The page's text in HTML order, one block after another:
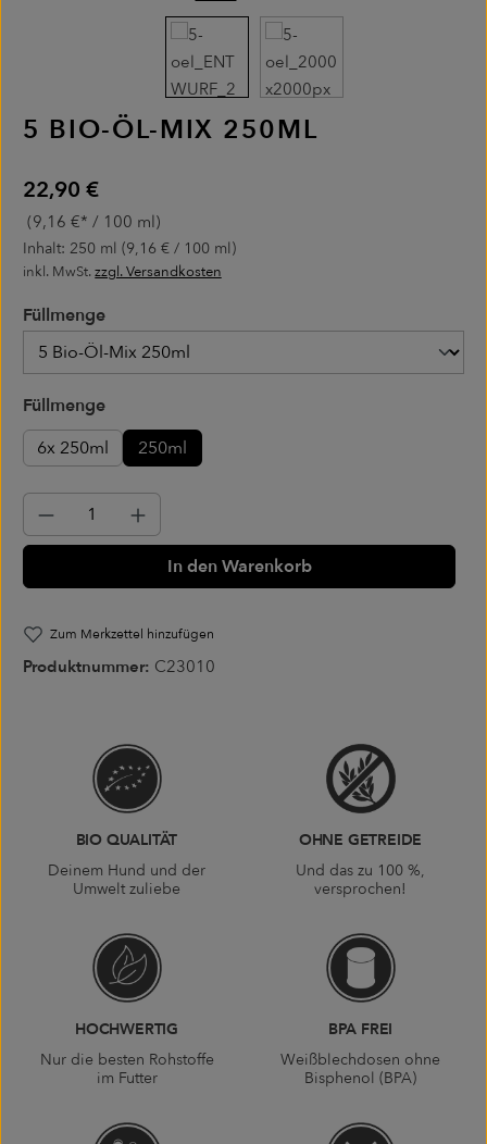
5 BIO-ÖL-MIX 250ML
Regulärer Preis:
22,90 €
(9,16 €* / 100 ml)
Inhalt: 250 ml (9,16 € / 100 ml)
inkl. MwSt. zzgl. Versandkosten
Füllmenge
Füllmenge
Füllmengeauswählen
6x 250ml
250ml
Produkt Anzahl: Gib den gewünschten
In den Warenkorb
Zum Merkzettel hinzufügen
Produktnummer: C23010
BIO QUALITÄT
Deinem Hund und der
Umwelt zuliebe
OHNE GETREIDE
Und das zu 100 %,
versprochen!
HOCHWERTIG
Nur die besten Rohstoffe
im Futter
BPA FREI
Weißblechdosen ohne
Bisphenol (BPA)